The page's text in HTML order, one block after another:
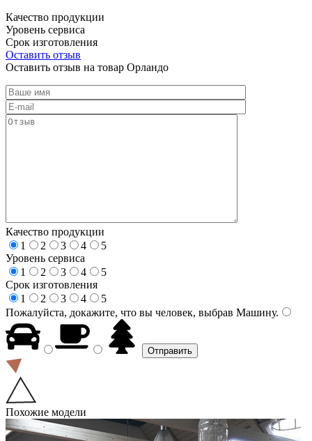
Качество продукции
Уровень сервиса
Срок изготовления
Оставить отзыв
Оставить отзыв на товар Орландо
Качество продукции
1
2 3 4
5
Уровень сервиса
1
2 3 4
5
Срок изготовления
1
2 3 4
5
Пожалуйста, докажите, что вы человек, выбрав Машину.
Похожие модели